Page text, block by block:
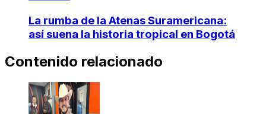
La rumba de la Atenas Suramericana:
así suena la historia tropical en Bogotá
Contenido relacionado